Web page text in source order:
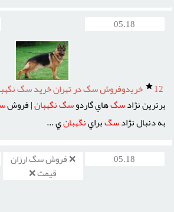
05.18
12
خريدوفروش سگ در تهران خريد سگ
برترين نژادسگهاي گاردوسگنگهبان| فروش
به دنبال نژادسگبراينگهباني ...
05.18
❌ فروش سگ ارزان
قیمت ❌